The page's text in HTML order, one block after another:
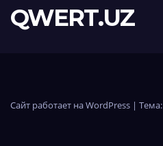
QWERT.UZ
Сайт работает на WordPress | Тема: